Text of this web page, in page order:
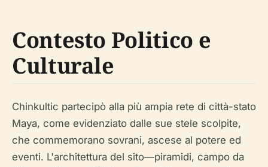
Contesto Politico e
Culturale
Chinkultic partecipò alla più ampia rete di città-stato
Maya, come evidenziato dalle sue stele scolpite,
che commemorano sovrani, ascese al potere ed
eventi. L'architettura del sito—piramidi, campo da